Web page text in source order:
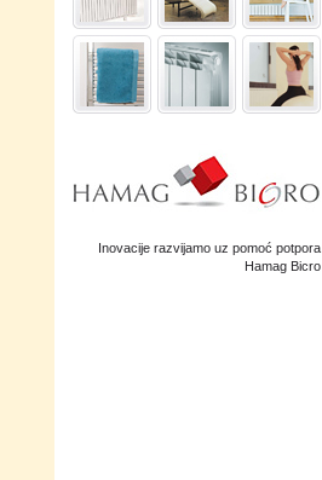
Inovacije razvijamo uz pomoć potpora
Hamag Bicro